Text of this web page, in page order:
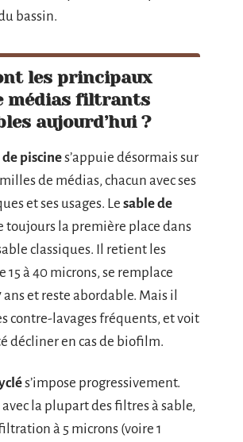
bassin.
les principaux
médias filtrants
aujourd’hui ?
piscines’appuie désormais sur
de médias, chacun avec ses
et ses usages. Le sable de
toujours la première place dans
classiques. Il retient les
15 à 40 microns, se remplace
ans et reste abordable. Mais il
contre-lavages fréquents, et voit
décliner en cas de biofilm.
s’impose progressivement.
la plupart des filtres à sable,
à 5 microns (voire 1